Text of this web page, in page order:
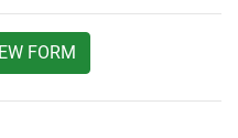
FORM